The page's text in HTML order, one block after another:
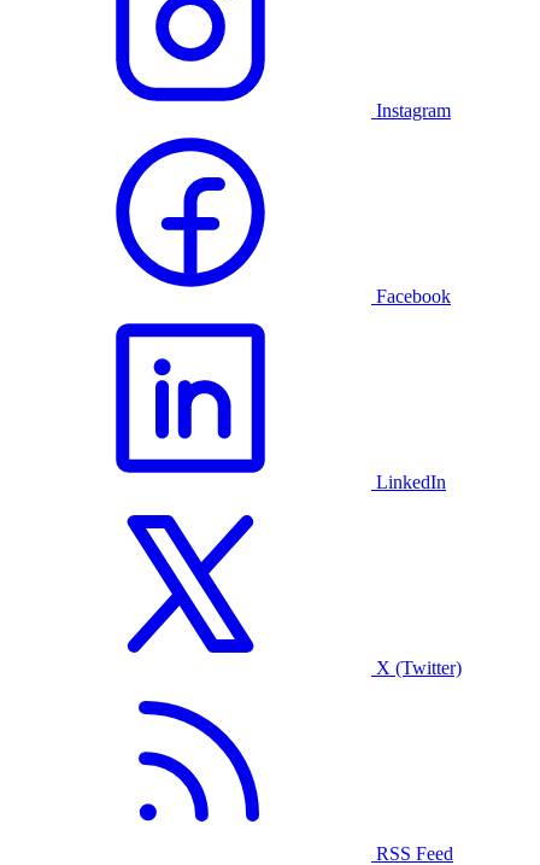
Instagram
Facebook
LinkedIn
X (Twitter)
RSS Feed